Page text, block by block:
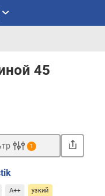
45
1
A++ узкий